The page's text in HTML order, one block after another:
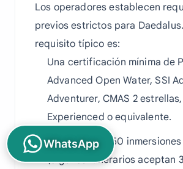
Los operadores establecen
previos estrictos para
requisito típico es:
Una certificación mínima de
Advanced Open Water, SSI
Adventurer, CMAS 2 estrellas,
Experienced o equivalente.
Un mínimo de 50
(algunos itinerarios aceptan
WhatsApp